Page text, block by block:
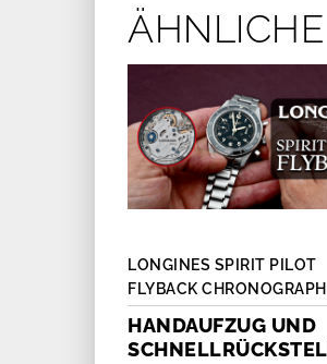
LONGINES SPIRIT PILOT
FLYBACK CHRONOGRAPH
HANDAUFZUG UND